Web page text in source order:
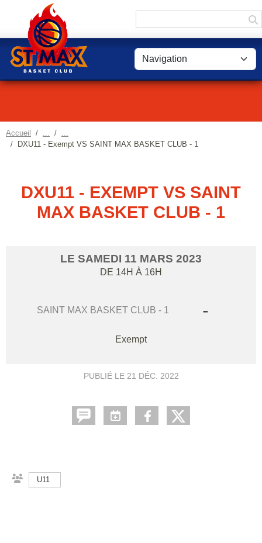
Accueil
DXU11 - Exempt VS SAINT MAX BASKET CLUB - 1
DXU11 - EXEMPT VS SAINT
MAX BASKET CLUB - 1
LE SAMEDI 11 MARS 2023
DE 14H À 16H
SAINT MAX BASKET CLUB - 1 -
Exempt
PUBLIÉ LE 21 DÉC. 2022
U11
Panneau de gestion des cookies